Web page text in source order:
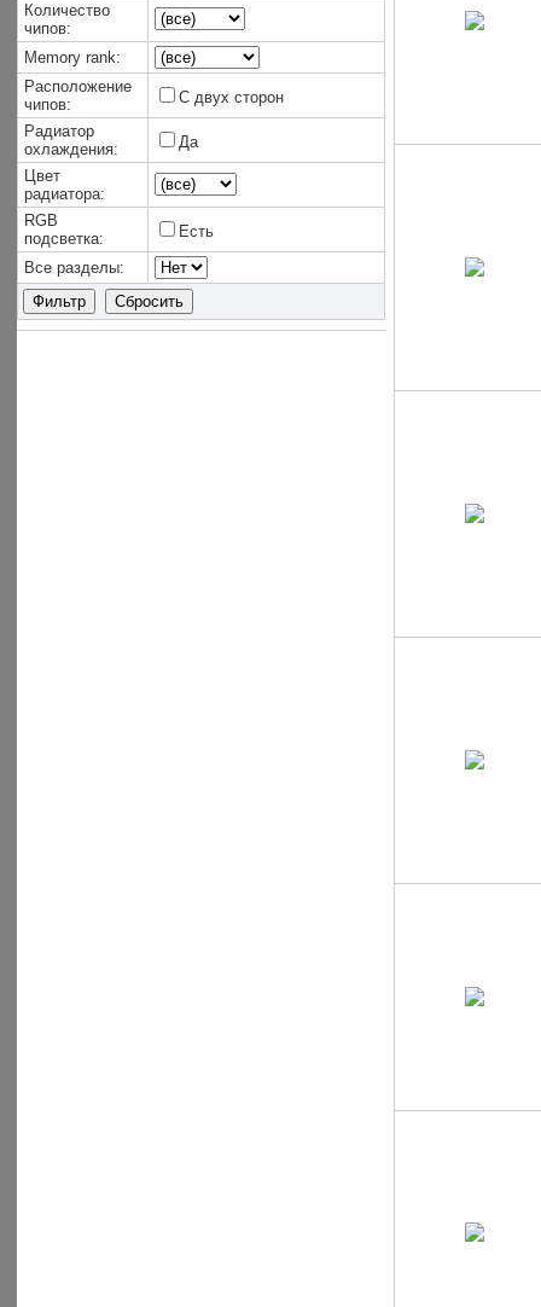
Количество
чипов:
Memory rank:
Расположение
чипов:
С двух сторон
Радиатор
охлаждения:
Да
Цвет
радиатора:
RGB
подсветка:
Есть
Все разделы: